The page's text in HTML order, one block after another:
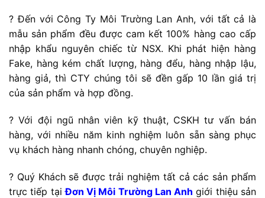
? Đến với Công Ty Môi Trường Lan Anh, với tất cả là
mẫu sản phẩm đều được cam kết 100% hàng cao cấp
nhập khẩu nguyên chiếc từ NSX. Khi phát hiện hàng
Fake, hàng kém chất lượng, hàng đểu, hàng nhập lậu,
hàng giả, thì CTY chúng tôi sẽ đền gấp 10 lần giá trị
của sản phẩm và hợp đồng.
? Với đội ngũ nhân viên kỹ thuật, CSKH tư vấn bán
hàng, với nhiều năm kinh nghiệm luôn sẵn sàng phục
vụ khách hàng nhanh chóng, chuyên nghiệp.
? Quý Khách sẽ được trải nghiệm tất cả các sản phẩm
trực tiếp tạiĐơn Vị Môi Trường Lan Anh giới thiệu sản